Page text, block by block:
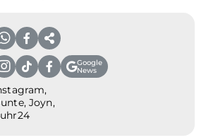
Google
News
Joyn,